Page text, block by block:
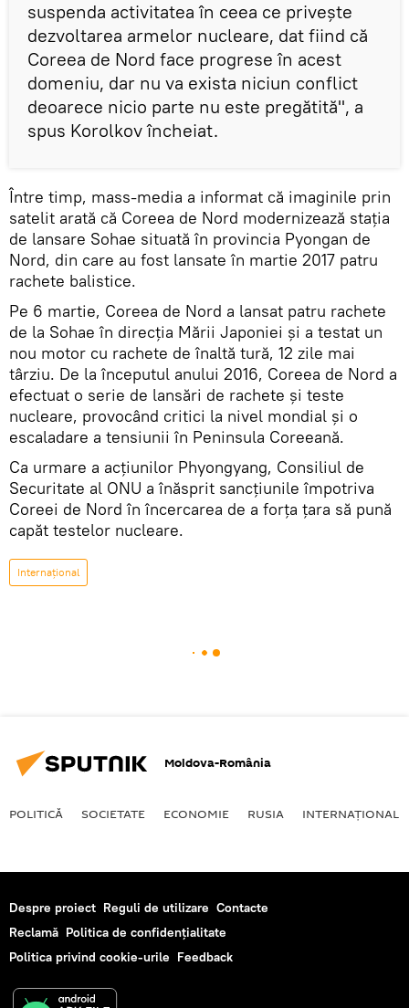
suspenda activitatea în ceea ce privește
dezvoltarea armelor nucleare, dat fiind că
Coreea de Nord face progrese în acest
domeniu, dar nu va exista niciun conflict
deoarece nicio parte nu este pregătită", a
spus Korolkov încheiat.
Între timp, mass-media a informat că imaginile prin
satelit arată că Coreea de Nord modernizează stația
de lansare Sohae situată în provincia Pyongan de
Nord, din care au fost lansate în martie 2017 patru
rachete balistice.
Pe 6 martie, Coreea de Nord a lansat patru rachete
de la Sohae în direcția Mării Japoniei și a testat un
nou motor cu rachete de înaltă tură, 12 zile mai
târziu. De la începutul anului 2016, Coreea de Nord a
efectuat o serie de lansări de rachete și teste
nucleare, provocând critici la nivel mondial și o
escaladare a tensiunii în Peninsula Coreeană.
Ca urmare a acțiunilor Phyongyang, Consiliul de
Securitate al ONU a înăsprit sancțiunile împotriva
Coreei de Nord în încercarea de a forța țara să pună
capăt testelor nucleare.
Internaţional
Moldova-România
POLITICĂ SOCIETATE ECONOMIE RUSIA INTERNAŢIONAL
Despre proiect Reguli de utilizare Contacte
Reclamă Politica de confidențialitate
Politica privind cookie-urile Feedback